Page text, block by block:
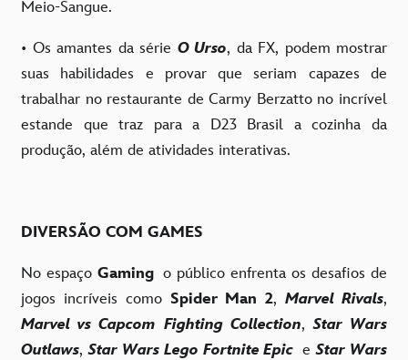
Meio-Sangue.
• Os amantes da série O Urso, da FX, podem mostrar
suas habilidades e provar que seriam capazes de
trabalhar no restaurante de Carmy Berzatto no incrível
estande que traz para a D23 Brasil a cozinha da
produção, além de atividades interativas.
DIVERSÃO COM GAMES
No espaço Gaming o público enfrenta os desafios de
jogos incríveis como Spider Man 2,Marvel Rivals,
Marvel vs Capcom Fighting Collection,Star Wars
Outlaws,Star Wars Lego Fortnite Epic eStar Wars